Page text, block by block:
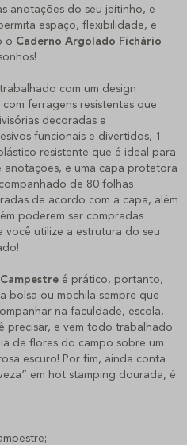
anotações do seu jeitinho, e
espaço, flexibilidade, e
o Caderno Argolado Fichário
com um design
ferragens resistentes que
decoradas e
funcionais e divertidos, 1
resistente que é ideal para
anotações, e uma capa protetora
de 80 folhas
de acordo com a capa, além
poderem ser compradas
você utilize a estrutura do seu
é prático, portanto,
bolsa ou mochila sempre que
na faculdade, escola,
precisar, e vem todo trabalhado
de flores do campo sobre um
escuro! Por fim, ainda conta
em hot stamping dourada, é